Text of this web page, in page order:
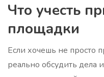
Что учесть
площадки
Если хочешь не просто
реально обсудить дела